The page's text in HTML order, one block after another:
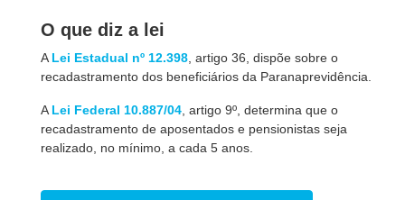
O que diz a lei
A Lei Estadual nº 12.398 , artigo 36, dispõe sobre o
recadastramento dos beneficiários da Paranaprevidência.
A Lei Federal 10.887/04 , artigo 9º, determina que o
recadastramento de aposentados e pensionistas seja
realizado, no mínimo, a cada 5 anos.